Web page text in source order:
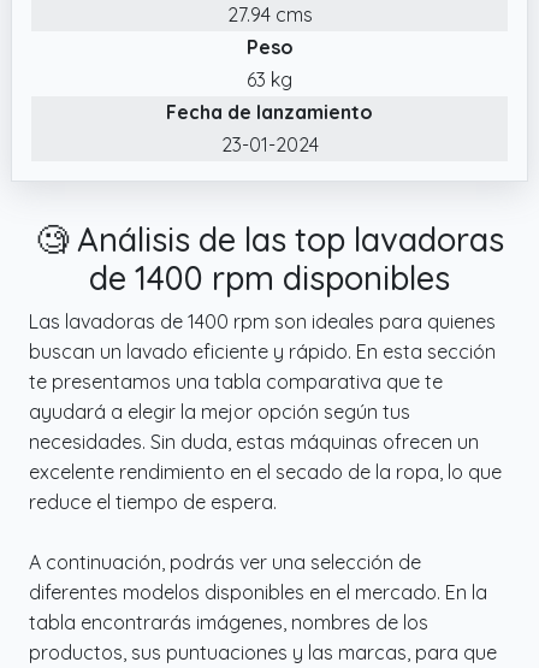
utiliza vapor para esterilizar al 99,9%,
especialmente en lavados de agua fría,
dejando la ropa libre de gérmenes.
✔️ Con una capacidad de 9 kg, esta lavadora
cantidad adecuada de ropa en cada ciclo.
Las revoluciones programables ofrecen
hasta un máximo de 1400 rpm, adaptándose
a tus necesidades específicas para un
27.94 cms
Peso
63 kg
Fecha de lanzamiento
23-01-2024
🧐 Análisis de las top lavadoras
de 1400 rpm disponibles
Las lavadoras de 1400 rpm son ideales para quienes
buscan un lavado eficiente y rápido. En esta sección
te presentamos una tabla comparativa que te
ayudará a elegir la mejor opción según tus
necesidades. Sin duda, estas máquinas ofrecen un
excelente rendimiento en el secado de la ropa, lo que
reduce el tiempo de espera.
A continuación, podrás ver una selección de
diferentes modelos disponibles en el mercado. En la
tabla encontrarás imágenes, nombres de los
productos, sus puntuaciones y las marcas, para que